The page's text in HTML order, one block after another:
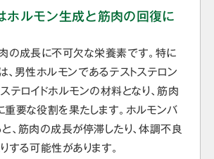
ホルモン生成と筋肉の回復に
の成長に不可欠な栄養素です。特に
、男性ホルモンであるテストステロン
テロイドホルモンの材料となり、筋肉
要な役割を果たします。ホルモンバ
、筋肉の成長が停滞したり、体調不良
する可能性があります。